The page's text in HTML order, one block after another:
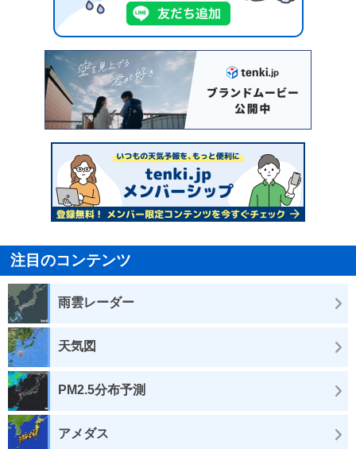
注目のコンテンツ
雨雲レーダー
天気図
PM2.5分布予測
アメダス